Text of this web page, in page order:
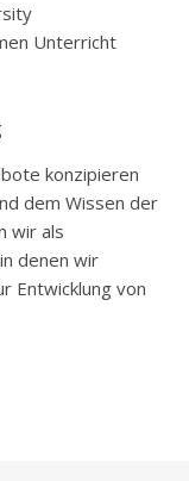
Unterricht
konzipieren
dem Wissen der
wir als
denen wir
Entwicklung von